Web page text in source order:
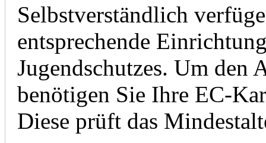
Selbstverständlich
entsprechende
Jugendschutzes. Um den
benötigen Sie Ihre EC-
Diese prüft das